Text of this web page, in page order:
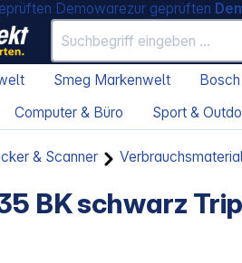
zur geprüften
Smeg Markenwelt
Computer & Büro Sport &
& Scanner
BK schwarz